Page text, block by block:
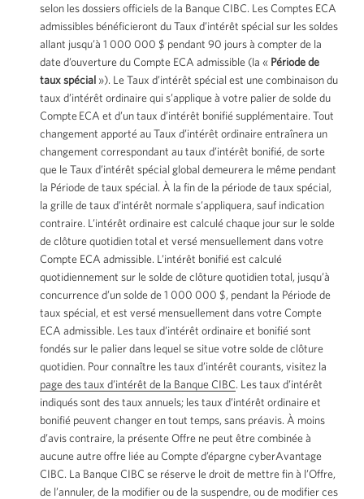
selon les dossiers officiels de la Banque CIBC. Les Comptes ECA
admissibles bénéficieront du Taux d’intérêt spécial sur les soldes
allant jusqu’à 1 000 000 $ pendant 90 jours à compter de la
date d’ouverture du Compte ECA admissible (la « Période de
taux spécial »). Le Taux d’intérêt spécial est une combinaison du
taux d’intérêt ordinaire qui s’applique à votre palier de solde du
Compte ECA et d’un taux d’intérêt bonifié supplémentaire. Tout
changement apporté au Taux d’intérêt ordinaire entraînera un
changement correspondant au taux d’intérêt bonifié, de sorte
que le Taux d’intérêt spécial global demeurera le même pendant
la Période de taux spécial. À la fin de la période de taux spécial,
la grille de taux d’intérêt normale s’appliquera, sauf indication
contraire. L’intérêt ordinaire est calculé chaque jour sur le solde
de clôture quotidien total et versé mensuellement dans votre
Compte ECA admissible. L’intérêt bonifié est calculé
quotidiennement sur le solde de clôture quotidien total, jusqu’à
concurrence d’un solde de 1 000 000 $, pendant la Période de
taux spécial, et est versé mensuellement dans votre Compte
ECA admissible. Les taux d’intérêt ordinaire et bonifié sont
fondés sur le palier dans lequel se situe votre solde de clôture
quotidien. Pour connaître les taux d’intérêt courants, visitez la
page des taux d’intérêt de la Banque CIBC. Les taux d’intérêt
indiqués sont des taux annuels; les taux d’intérêt ordinaire et
bonifié peuvent changer en tout temps, sans préavis. À moins
d’avis contraire, la présente Offre ne peut être combinée à
aucune autre offre liée au Compte d’épargne cyberAvantage
CIBC. La Banque CIBC se réserve le droit de mettre fin à l’Offre,
de l’annuler, de la modifier ou de la suspendre, ou de modifier ces